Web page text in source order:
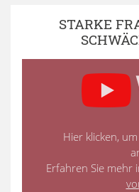
STARKE
Hier klicken,
Erfahren Sie mehr